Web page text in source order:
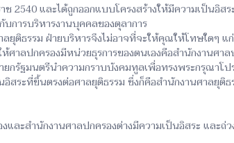
และได้ถูกออกแบบโครงสร้างให้มีความเป็นอิส
บการบริหารงานบุคคลของตุลาการ
ติธรรม ฝ่ายบริหารจึงไม่อาจที่จะให้คุณให้โทษใดๆ
ลปกครองมีหน่วยธุรการของตนเองคือสำนักงานศา
กรัฐมนตรีนำความกราบบังคมทูลเพื่อทรงพระกรุณาโ
ระที่ขึ้นตรงต่อศาลยุติธรรม ซึ่งก็คือสำนักงานศาลยุติ
ะสำนักงานศาลปกครองต่างมีความเป็นอิสระ และถ่